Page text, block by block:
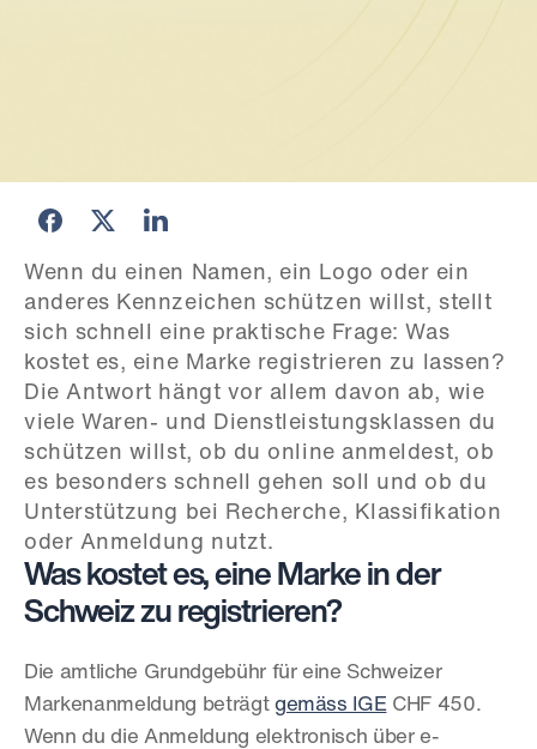
Wenn du einen Namen, ein Logo oder ein
anderes Kennzeichen schützen willst, stellt
sich schnell eine praktische Frage: Was
kostet es, eine Marke registrieren zu lassen?
Die Antwort hängt vor allem davon ab, wie
viele Waren- und Dienstleistungsklassen du
schützen willst, ob du online anmeldest, ob
es besonders schnell gehen soll und ob du
Unterstützung bei Recherche, Klassifikation
oder Anmeldung nutzt.
Was kostet es, eine Marke in der
Schweiz zu registrieren?
Die amtliche Grundgebühr für eine Schweizer
Markenanmeldung beträgt gemäss IGE CHF 450.
Wenn du die Anmeldung elektronisch über e-